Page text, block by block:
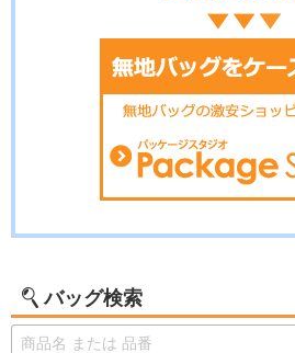
バッグ検索